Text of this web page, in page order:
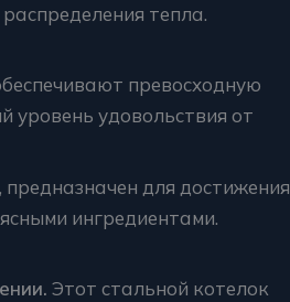
тепла.
превосходную
уровень удовольствия от
для достижения
ингредиентами.
Этот стальной котелок